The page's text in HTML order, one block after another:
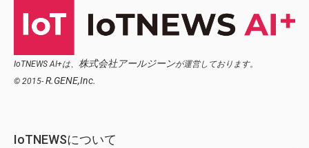
IoTNEWS AI+は、 株式会社アールジーンが運営しております。
© 2015- R.GENE,Inc.
IoTNEWSについて